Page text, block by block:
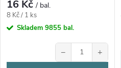
16 Kč/ bal.
Měrná
cena:
8 Kč / 1 ks
Skladem 9855 bal.
− +